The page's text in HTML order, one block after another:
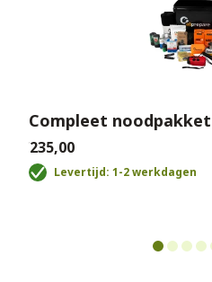
Compleet noodpakket
€235,00
Levertijd: 1-2 werkdagen